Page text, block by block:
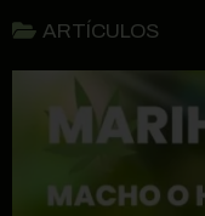
ARTÍCULOS